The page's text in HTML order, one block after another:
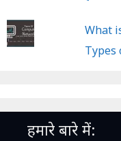
What
Types
हमारे बारे में: